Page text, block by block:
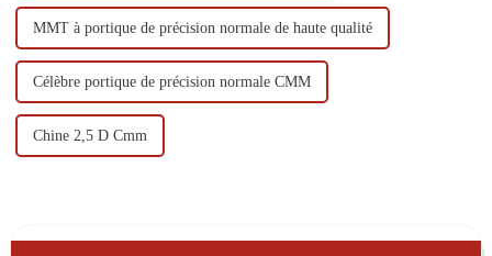
MMT à portique de précision normale de haute qualité
Célèbre portique de précision normale CMM
Chine 2,5 D Cmm